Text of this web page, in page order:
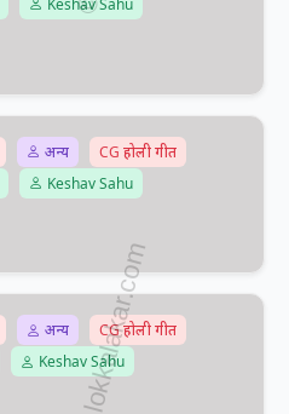
अन्य
CG होली गीत
Keshav Sahu
अन्य
CG होली गीत
Keshav Sahu